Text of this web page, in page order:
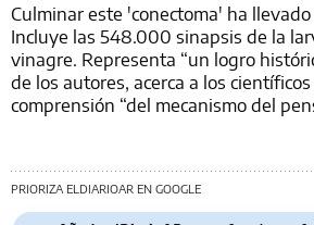
Culminar este 'conectoma' ha llevado
Incluye las 548.000 sinapsis de la
vinagre. Representa “un logro
de los autores, acerca a los
comprensión “del mecanismo del
PRIORIZA ELDIARIOAR EN GOOGLE